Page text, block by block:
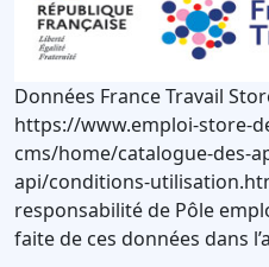
Données France Travail
https://www.emploi-store-
cms/home/catalogue-des-
api/conditions-
responsabilité de Pôle
faite de ces données dans